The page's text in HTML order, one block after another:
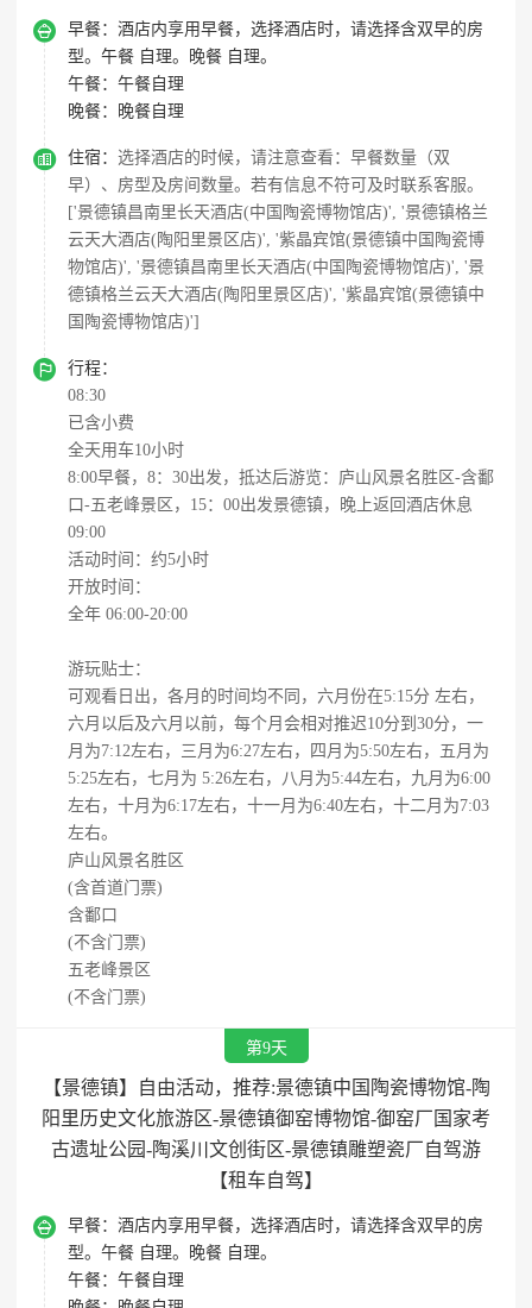
 早餐： 酒店内享用早餐，选择酒店时，请选择含双早的房
型。午餐 自理。晚餐 自理。
午餐： 午餐自理
晚餐：
晚餐自理
 住宿： 选择酒店的时候，请注意查看：早餐数量（双
早）、房型及房间数量。若有信息不符可及时联系客服。
['景德镇昌南里长天酒店(中国陶瓷博物馆店)', '景德镇格兰
云天大酒店(陶阳里景区店)', '紫晶宾馆(景德镇中国陶瓷博
物馆店)', '景德镇昌南里长天酒店(中国陶瓷博物馆店)', '景
德镇格兰云天大酒店(陶阳里景区店)', '紫晶宾馆(景德镇中
国陶瓷博物馆店)']

行程：
08:30
已含小费
全天用车10小时
8:00早餐，8：30出发，抵达后游览：庐山风景名胜区-含鄱
口-五老峰景区，15：00出发景德镇，晚上返回酒店休息
09:00
活动时间：约5小时
开放时间：
全年 06:00-20:00
游玩贴士：
可观看日出，各月的时间均不同，六月份在5:15分 左右，
六月以后及六月以前，每个月会相对推迟10分到30分，一
月为7:12左右，三月为6:27左右，四月为5:50左右，五月为
5:25左右，七月为 5:26左右，八月为5:44左右，九月为6:00
左右，十月为6:17左右，十一月为6:40左右，十二月为7:03
左右。
庐山风景名胜区
(含首道门票)
含鄱口
(不含门票)
五老峰景区
(不含门票)
第9天
【景德镇】自由活动，推荐:景德镇中国陶瓷博物馆-陶
阳里历史文化旅游区-景德镇御窑博物馆-御窑厂国家考
古遗址公园-陶溪川文创街区-景德镇雕塑瓷厂自驾游
【租车自驾】
 早餐： 酒店内享用早餐，选择酒店时，请选择含双早的房
型。午餐 自理。晚餐 自理。
午餐： 午餐自理